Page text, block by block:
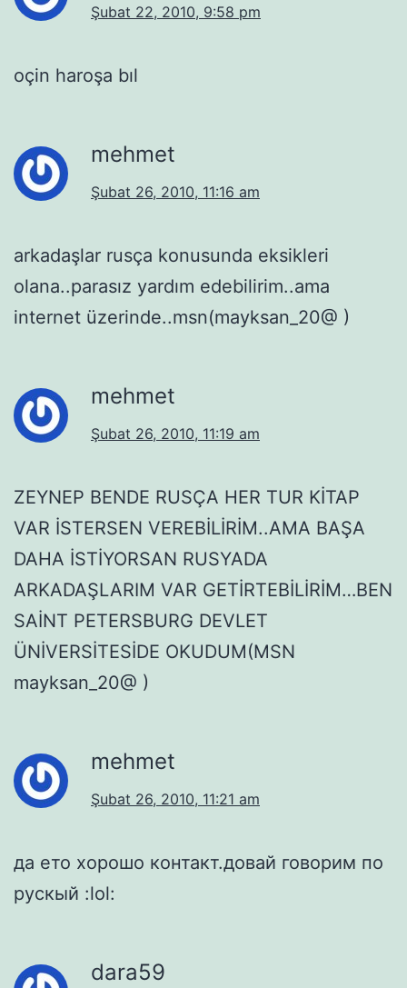
Şubat 22, 2010, 9:58 pm
oçin haroşa bıl
mehmet
Şubat 26, 2010, 11:16 am
arkadaşlar rusça konusunda eksikleri
olana..parasız yardım edebilirim..ama
internet üzerinde..msn(mayksan_20@ )
mehmet
Şubat 26, 2010, 11:19 am
ZEYNEP BENDE RUSÇA HER TUR KİTAP
VAR İSTERSEN VEREBİLİRİM..AMA BAŞA
DAHA İSTİYORSAN RUSYADA
ARKADAŞLARIM VAR GETİRTEBİLİRİM…BEN
SAİNT PETERSBURG DEVLET
ÜNİVERSİTESİDE OKUDUM(MSN
mayksan_20@ )
mehmet
Şubat 26, 2010, 11:21 am
да ето хорошо контакт.довай говорим по
рускый :lol:
dara59